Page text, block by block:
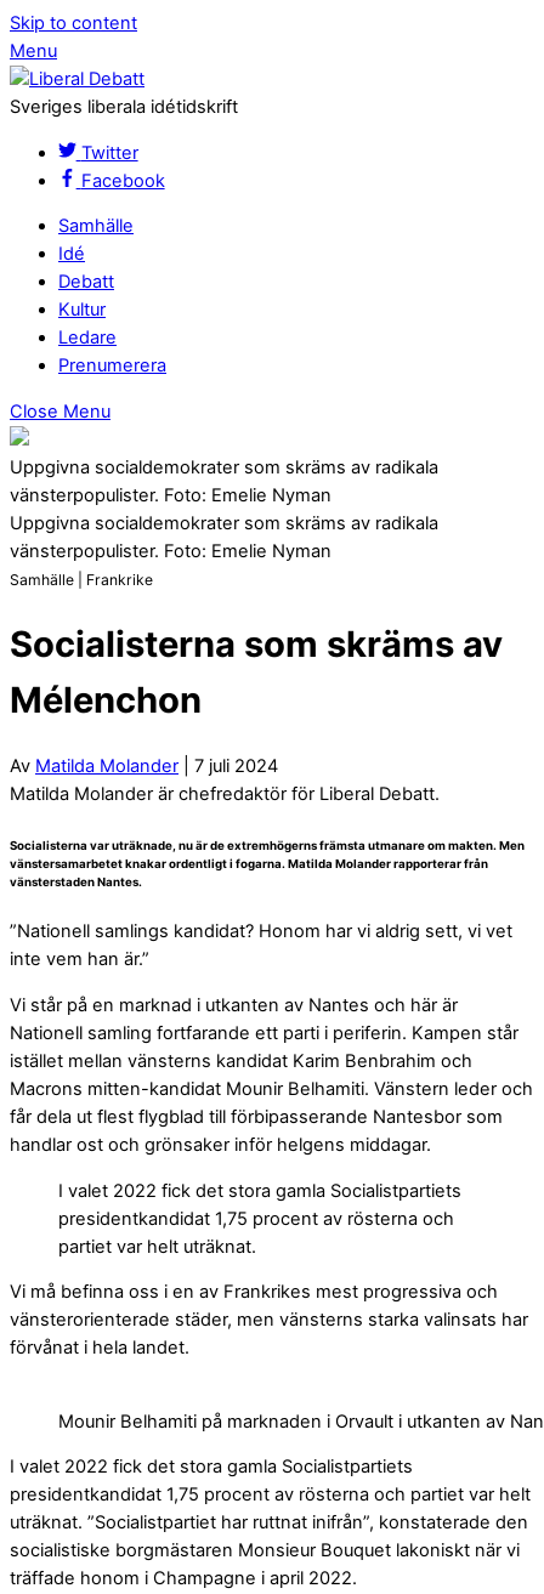
Skip to content
Menu
Sveriges liberala idétidskrift
Twitter
Facebook
Samhälle
Idé
Debatt
Kultur
Ledare
Prenumerera
Close Menu
Uppgivna socialdemokrater som skräms av radikala
vänsterpopulister. Foto: Emelie Nyman
Uppgivna socialdemokrater som skräms av radikala
vänsterpopulister. Foto: Emelie Nyman
Samhälle | Frankrike
Socialisterna som skräms av
Mélenchon
Av Matilda Molander | 7 juli 2024
Matilda Molander är chefredaktör för Liberal Debatt.
Socialisterna var uträknade, nu är de extremhögerns främsta utmanare om makten. Men
vänstersamarbetet knakar ordentligt i fogarna. Matilda Molander rapporterar från
vänsterstaden Nantes.
”Nationell samlings kandidat? Honom har vi aldrig sett, vi vet
inte vem han är.”
Vi står på en marknad i utkanten av Nantes och här är
Nationell samling fortfarande ett parti i periferin. Kampen står
istället mellan vänsterns kandidat Karim Benbrahim och
Macrons mitten-kandidat Mounir Belhamiti. Vänstern leder och
får dela ut flest flygblad till förbipasserande Nantesbor som
handlar ost och grönsaker inför helgens middagar.
I valet 2022 fick det stora gamla Socialistpartiets
presidentkandidat 1,75 procent av rösterna och
partiet var helt uträknat.
Vi må befinna oss i en av Frankrikes mest progressiva och
vänsterorienterade städer, men vänsterns starka valinsats har
förvånat i hela landet.
Mounir Belhamiti på marknaden i Orvault i utkanten av
I valet 2022 fick det stora gamla Socialistpartiets
presidentkandidat 1,75 procent av rösterna och partiet var helt
uträknat. ”Socialistpartiet har ruttnat inifrån”, konstaterade den
socialistiske borgmästaren Monsieur Bouquet lakoniskt när vi
träffade honom i Champagne i april 2022.